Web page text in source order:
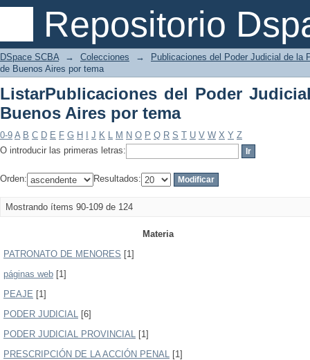
Repositorio
ListarPublicaciones del Poder
DSpace SCBA → Colecciones →
Publicaciones del Poder Judicial de la
de Buenos Aires por tema
ListarPublicaciones del Poder
Buenos Aires por tema
0-9 A B C D E F G H J K L M N O P Q R S T U V W X Y Z
O introducir las primeras letras:
Orden: Resultados:
Mostrando ítems 90-109 de 124
Materia
PATRONATO DE MENORES [1]
páginas web [1]
PEAJE [1]
PODER JUDICIAL [6]
PODER JUDICIAL PROVINCIAL [1]
PRESCRIPCIÓN DE LA ACCIÓN PENAL [1]